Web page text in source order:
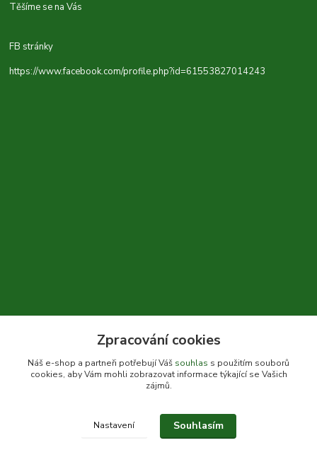
Těšíme se na Vás
FB stránky
https://www.facebook.com/profile.php?id=61553827014243
Zpracování cookies
Náš e-shop a partneři potřebují Váš souhlas s použitím souborů
cookies, aby Vám mohli zobrazovat informace týkající se Vašich
zájmů.
Nastavení Souhlasím